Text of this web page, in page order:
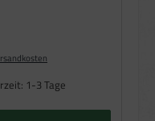
1-3 Tage
benutze die Schaltflächen um die Anzahl zu